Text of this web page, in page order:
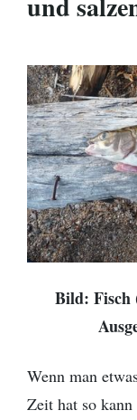
Bild: Fisch
Wenn man
Zeit hat so